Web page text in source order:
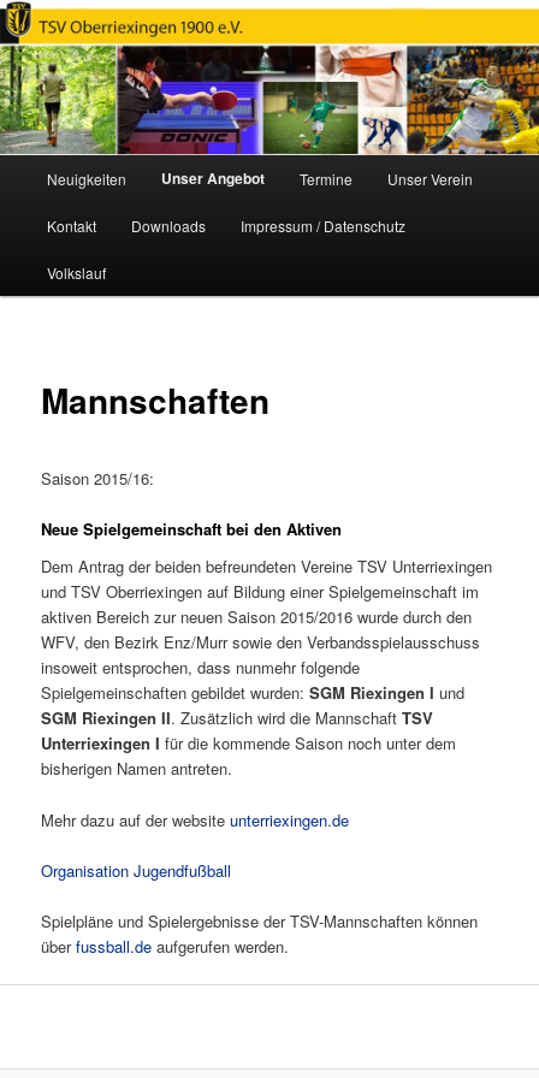
TSV Oberriexingen e.V. 1900
Zum
primären
Inhalt
Neuigkeiten Unser Angebot Termine Unser Verein
Kontakt Downloads Impressum / Datenschutz
Volkslauf
Mannschaften
Saison 2015/16:
Neue Spielgemeinschaft bei den Aktiven
Dem Antrag der beiden befreundeten Vereine TSV Unterriexingen
und TSV Oberriexingen auf Bildung einer Spielgemeinschaft im
aktiven Bereich zur neuen Saison 2015/2016 wurde durch den
WFV, den Bezirk Enz/Murr sowie den Verbandsspielausschuss
insoweit entsprochen, dass nunmehr folgende
Spielgemeinschaften gebildet wurden:SGM Riexingen I und
SGM Riexingen II. Zusätzlich wird die MannschaftTSV
Unterriexingen I für die kommende Saison noch unter dem
bisherigen Namen antreten.
Mehr dazu auf der websiteunterriexingen.de
Organisation Jugendfußball
Spielpläne und Spielergebnisse der TSV-Mannschaften können
überfussball.de aufgerufen werden.